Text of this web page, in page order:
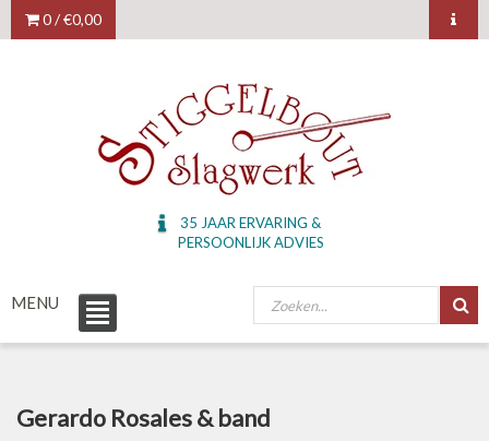
0 /€0,00
35 JAAR ERVARING &
PERSOONLIJK ADVIES
MENU
Gerardo Rosales & band